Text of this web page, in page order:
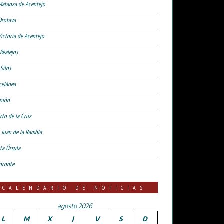
de Acentejo
de Acentejo
de la Cruz
Juan de la Rambla
Úrsula
CALENDARIO DE NOTICIAS
agosto 2026
L
M X J V S D